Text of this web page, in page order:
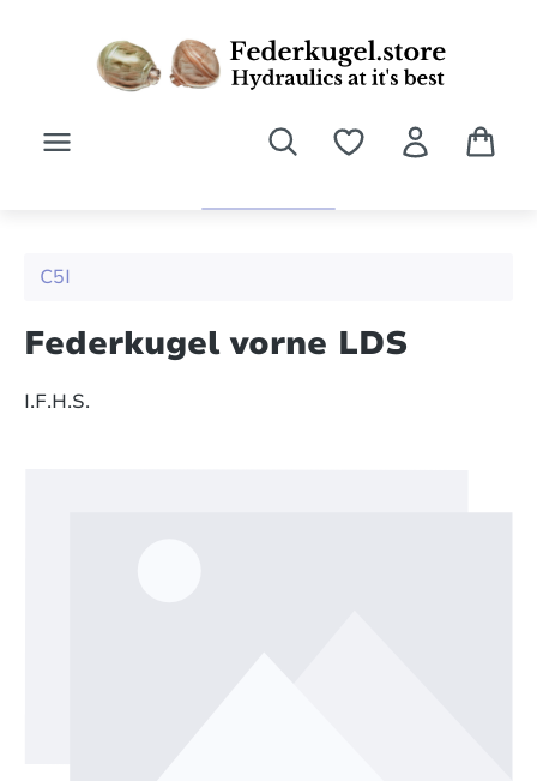
C5I
Federkugel vorne LDS
I.F.H.S.